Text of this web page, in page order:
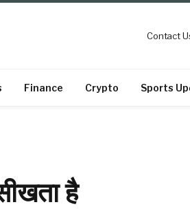
Contact
Finance Crypto Sports
है